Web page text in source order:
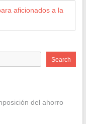
aficionados a la
Search
del ahorro